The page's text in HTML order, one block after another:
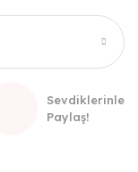
Sevdiklerinle
Paylaş!